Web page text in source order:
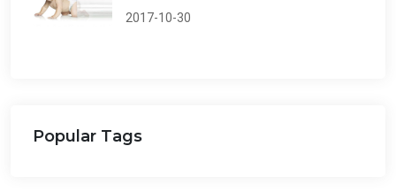
2017-10-30
Popular Tags